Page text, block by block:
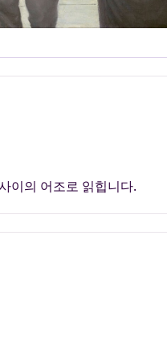
이의 어조로 읽힙니다.